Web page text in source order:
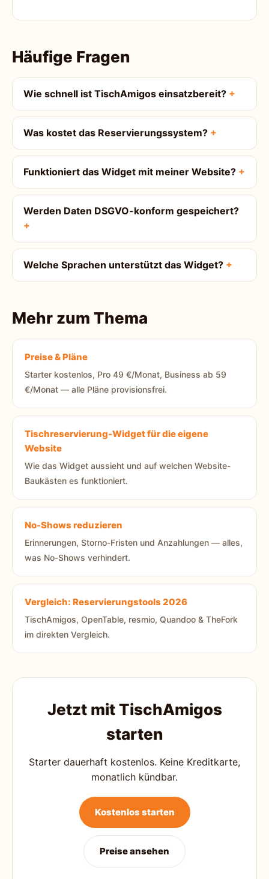
Häufige Fragen
Wie schnell ist TischAmigos einsatzbereit?
Was kostet das Reservierungssystem?
Funktioniert das Widget mit meiner Website?
Werden Daten DSGVO-konform gespeichert?
Welche Sprachen unterstützt das Widget?
Mehr zum Thema
Preise & Pläne
Starter kostenlos, Pro 49 €/Monat, Business ab 59
€/Monat — alle Pläne provisionsfrei.
Tischreservierung-Widget für die eigene
Website
Wie das Widget aussieht und auf welchen Website-
Baukästen es funktioniert.
No-Shows reduzieren
Erinnerungen, Storno-Fristen und Anzahlungen — alles,
was No-Shows verhindert.
Vergleich: Reservierungstools 2026
TischAmigos, OpenTable, resmio, Quandoo & TheFork
im direkten Vergleich.
Jetzt mit TischAmigos
starten
Starter dauerhaft kostenlos. Keine Kreditkarte,
monatlich kündbar.
Kostenlos starten
Preise ansehen